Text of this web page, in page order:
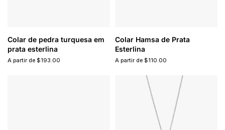
Colar de pedra turquesa em
prata esterlina
A partir de $193.00
Colar Hamsa de Prata
Esterlina
A partir de $110.00